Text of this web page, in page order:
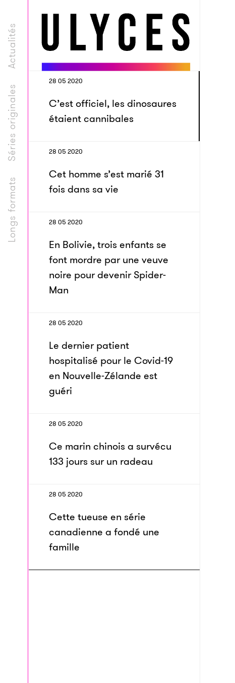
Longs formats
Séries originales
Actualités
28 05 2020
C’est officiel, les dinosaures
étaient cannibales
28 05 2020
Cet homme s’est marié 31
fois dans sa vie
28 05 2020
En Bolivie, trois enfants se
font mordre par une veuve
noire pour devenir Spider-
Man
28 05 2020
Le dernier patient
hospitalisé pour le Covid-19
en Nouvelle-Zélande est
guéri
28 05 2020
Ce marin chinois a survécu
133 jours sur un radeau
28 05 2020
Cette tueuse en série
canadienne a fondé une
famille